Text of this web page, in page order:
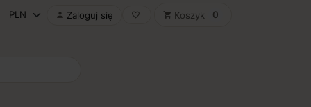
 Zaloguj się favorite_border shopping_cart Koszyk 0